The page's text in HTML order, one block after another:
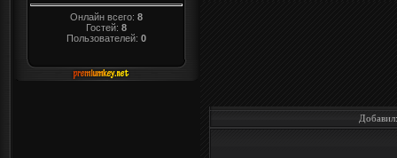
Онлайн всего: 8
Гостей: 8
Пользователей: 0